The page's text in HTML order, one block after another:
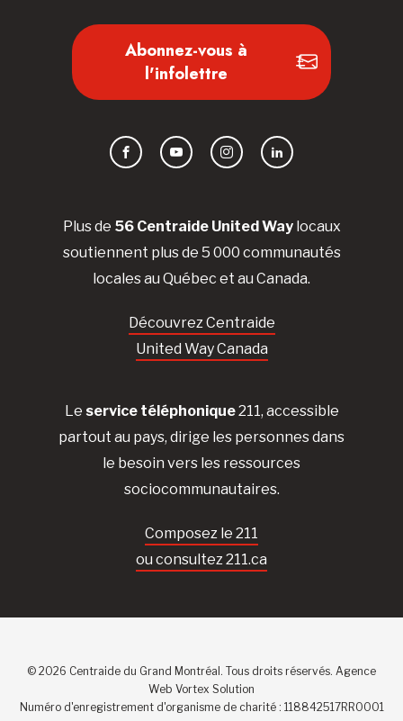
Plus de 56 Centraide United Waylocaux
soutiennent plus de 5 000 communautés
locales au Québec et au Canada.
Découvrez Centraide
United Way Canada
Le service téléphonique211, accessible
partout au pays, dirige les personnes dans
le besoin vers les ressources
sociocommunautaires.
Composez le 211
ou consultez 211.ca
Abonnez-vous à
l'infolettre
FacebookYouTubeInstagramLinkedIn
© 2026 Centraide du Grand Montréal. Tous droits réservés. Agence
Web Vortex Solution
Numéro d'enregistrement d'organisme de charité : 118842517RR0001